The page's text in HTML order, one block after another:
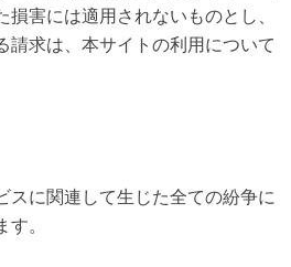
害には適用されないものとし、
請求は、本サイトの利用について
スに関連して生じた全ての紛争に
。